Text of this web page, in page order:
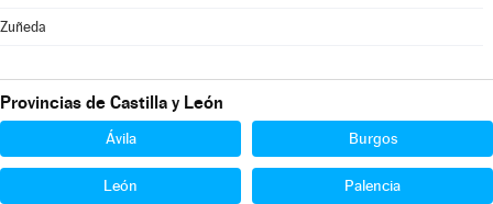
Zuñeda
Provincias de Castilla y León
Ávila Burgos
León Palencia